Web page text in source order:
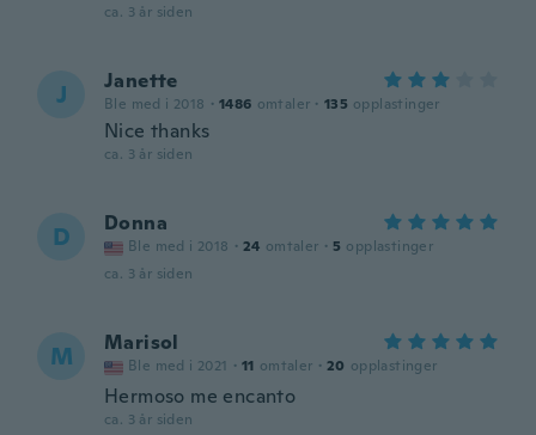
ca. 3 år siden
J Janette
Ble med i 2018 · 1486 omtaler · 135 opplastinger
Nice thanks
ca. 3 år siden
D Donna
Ble med i 2018 · 24 omtaler · 5 opplastinger
ca. 3 år siden
M Marisol
Ble med i 2021 · 11 omtaler · 20 opplastinger
Hermoso me encanto
ca. 3 år siden